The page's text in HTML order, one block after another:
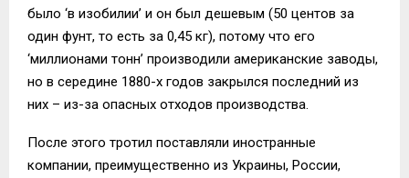
было ‘в изобилии’ и он был дешевым (50 центов за
один фунт, то есть за 0,45 кг), потому что его
‘миллионами тонн’ производили американские заводы,
но в середине 1880-х годов закрылся последний из
них – из-за опасных отходов производства.
После этого тротил поставляли иностранные
компании, преимущественно из Украины, России,